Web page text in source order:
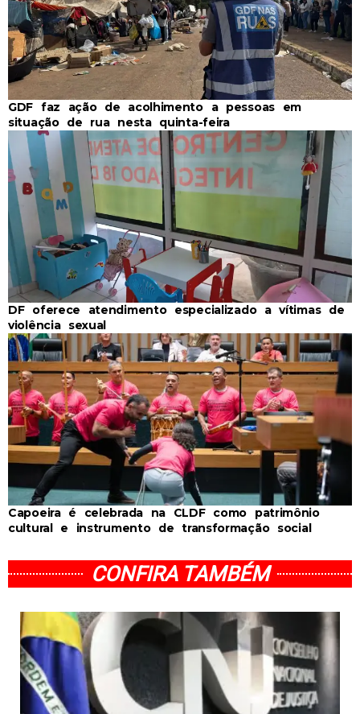
GDF faz ação de acolhimento a pessoas em
situação de rua nesta quinta-feira
DF oferece atendimento especializado a vítimas de
violência sexual
Capoeira é celebrada na CLDF como patrimônio
cultural e instrumento de transformação social
CONFIRA TAMBÉM